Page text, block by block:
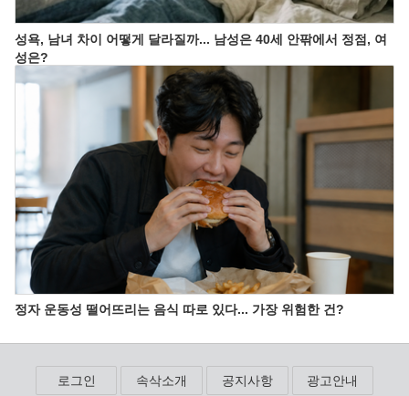
성욕, 남녀 차이 어떻게 달라질까... 남성은 40세 안팎에서 정점, 여
성은?
정자 운동성 떨어뜨리는 음식 따로 있다... 가장 위험한 건?
로그인 속삭소개 공지사항 광고안내